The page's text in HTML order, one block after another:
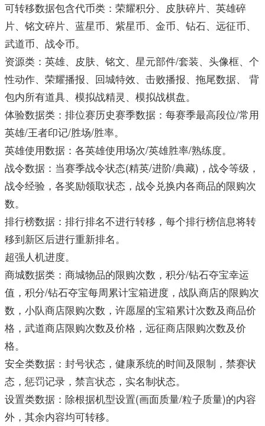
可转移数据包含代币类：荣耀积分、皮肤碎片、英雄碎
片、铭文碎片、蓝星币、紫星币、金币、钻石、远征币、
武道币、战令币。
资源类：英雄、皮肤、铭文、星元部件/套装、头像框、个
性动作、荣耀播报、回城特效、击败播报、拖尾数据、 背
包内所有道具、模拟战精灵、模拟战棋盘。
体验数据类：排位赛历史赛季数据：每赛季最高段位/常用
英雄/王者印记/胜场/胜率。
英雄使用数据：各英雄使用场次/英雄胜率/熟练度。
战令数据：当赛季战令状态(精英/进阶/典藏)，战令等级，
战令经验，各奖励领取状态，战令兑换内各商品的限购次
数。
排行榜数据：排行排名不进行转移，每个排行榜信息将转
移到新区后进行重新排名。
超强人机进度。
商城数据类：商城物品的限购次数，积分/钻石夺宝幸运
值，积分/钻石夺宝每周累计宝箱进度，战队商店的限购次
数，小队商店限购次数，许愿屋的宝箱累计次数及商品价
格，武道商店限购次数及价格，远征商店限购次数及价
格。
安全类数据：封号状态，健康系统的时间及限制，禁赛状
态，惩罚记录，禁言状态，实名制状态。
设置类数据：除根据机型设置(画面质量/粒子质量)的内容
外，其余内容均可转移。